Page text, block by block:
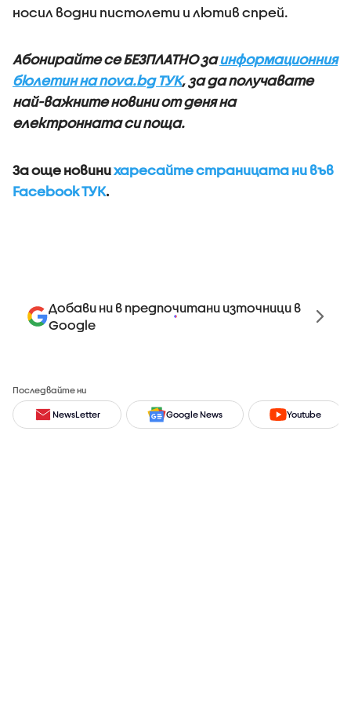
носил водни пистолети и лютив спрей.
Абонирайте се БЕЗПЛАТНО заинформационния
бюлетин на nova.bg ТУК, за да получавате
най-важните новини от деня на
електронната си поща.
За още новинихаресайте страницата ни във
Facebook ТУК.
Добави ни в предпочитани източници в
Google
Последвайте ни
NewsLetter Google News Youtube